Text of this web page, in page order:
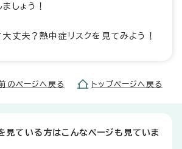
しょう！
丈夫？熱中症リスクを見てみよう！
のページへ戻る トップページへ戻る
見ている方はこんなページも見ていま